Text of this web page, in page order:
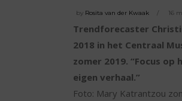
by Rosita van der Kwaak 16
Trendforecaster
2018 in het Centraal
zomer 2019. “Focus
eigen verhaal.”
Foto: Mary Katrantzou